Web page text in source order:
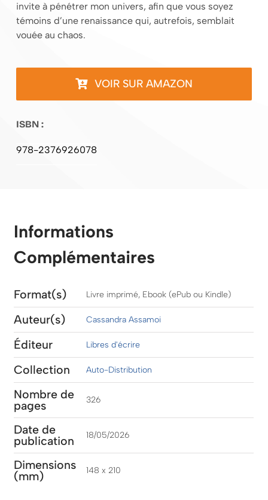
invite à pénétrer mon univers, afin que vous soyez
témoins d’une renaissance qui, autrefois, semblait
vouée au chaos.
VOIR SUR AMAZON
ISBN :
978-2376926078
Informations
Complémentaires
Format(s) Livre imprimé, Ebook (ePub ou Kindle)
Auteur(s) Cassandra Assamoi
Éditeur Libres d'écrire
Collection Auto-Distribution
Nombre de
pages 326
Date de
publication 18/05/2026
Dimensions
(mm) 148 x 210